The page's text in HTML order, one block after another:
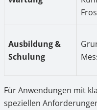
Ausbildung &
Schulung
Für Anwendungen mit
speziellen